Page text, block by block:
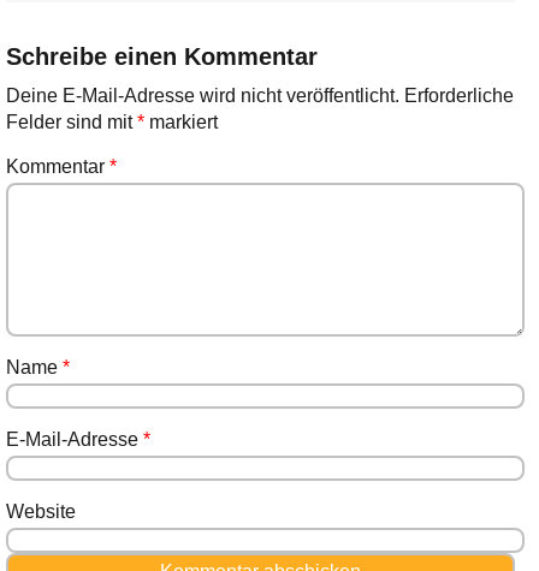
Schreibe einen Kommentar
Deine E-Mail-Adresse wird nicht veröffentlicht. Erforderliche
Felder sind mit*markiert
Kommentar *
Name *
E-Mail-Adresse *
Website